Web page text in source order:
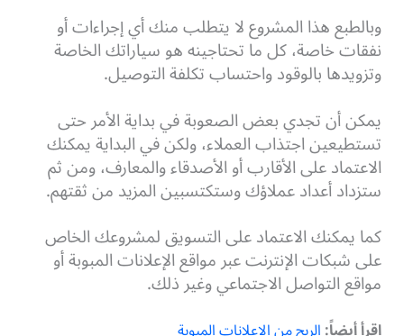
وبالطبع هذا المشروع لا يتطلب منك أي إجراءات أو
نفقات خاصة، كل ما تحتاجينه هو سياراتك الخاصة
وتزويدها بالوقود واحتساب تكلفة التوصيل.
يمكن أن تجدي بعض الصعوبة في بداية الأمر حتى
تستطيعين اجتذاب العملاء، ولكن في البداية يمكنك
الاعتماد على الأقارب أو الأصدقاء والمعارف، ومن ثم
ستزداد أعداد عملاؤك وستكتسبين المزيد من ثقتهم.
كما يمكنك الاعتماد على التسويق لمشروعك الخاص
على شبكات الإنترنت عبر مواقع الإعلانات المبوبة أو
مواقع التواصل الاجتماعي وغير ذلك.